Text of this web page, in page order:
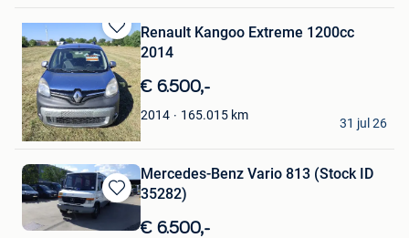
Bewaren
in
Mijn
Favorieten
Renault Kangoo Extreme 1200cc
2014
€ 6.500,-
2014 165.015 km
dentoon
Hamme
31 jul 26
Bewaren
in
Mercedes-Benz Vario 813 (Stock ID
35282)
€ 6.500,-